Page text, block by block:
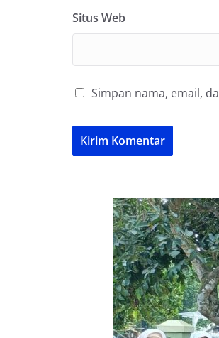
Situs Web
Simpan nama, email,